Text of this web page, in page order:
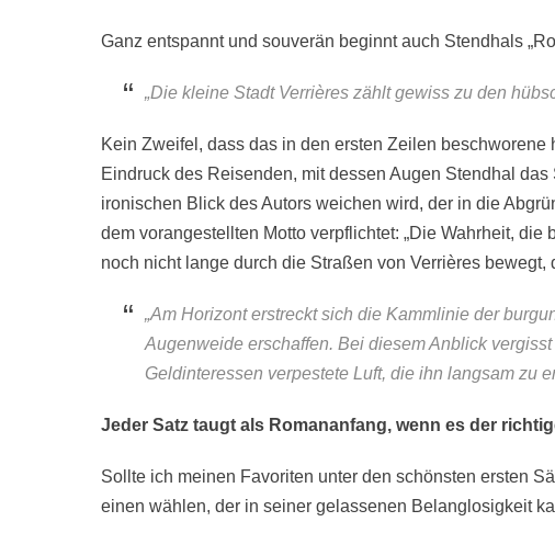
Ganz entspannt und souverän beginnt auch Stendhals
„Die kleine Stadt Verrières zählt gewiss zu den
Kein Zweifel, dass das in den ersten Zeilen
Eindruck des Reisenden, mit dessen Augen Stendhal
ironischen Blick des Autors weichen wird, der in die
dem vorangestellten Motto verpflichtet: „Die Wahrheit,
noch nicht lange durch die Straßen von Verrières
„Am Horizont erstreckt sich die Kammlinie der
Augenweide erschaffen. Bei diesem Anblick
Geldinteressen verpestete Luft, die ihn langsam zu
Jeder Satz taugt als Romananfang, wenn es der
Sollte ich meinen Favoriten unter den schönsten ersten
einen wählen, der in seiner gelassenen Belanglosigkeit